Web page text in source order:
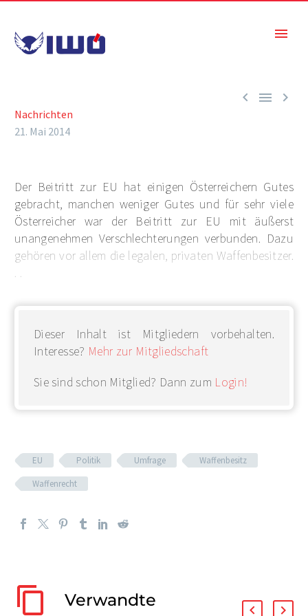
  
Nachrichten
21. Mai 2014
Der Beitritt zur EU hat einigen Österreichern Gutes
gebracht, manchen weniger Gutes und für sehr viele
Österreicher war der Beitritt zur EU mit äußerst
unangenehmen Verschlechterungen verbunden. Dazu
gehören vor allem die legalen, privaten Waffenbesitzer.
. .
Dieser Inhalt ist Mitgliedern vorbehalten.
Interesse? Mehr zur Mitgliedschaft
Sie sind schon Mitglied? Dann zum Login!
EU Politik Umfrage
Waffenbesitz
Waffenrecht
Verwandte